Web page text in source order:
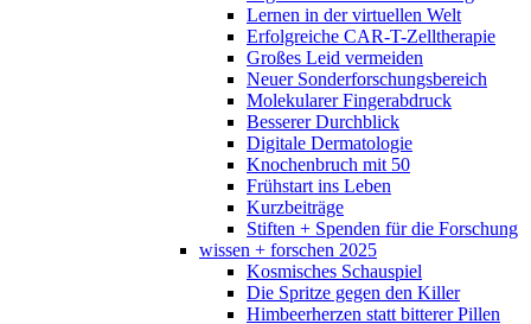
Lernen in der virtuellen Welt
Erfolgreiche CAR-T-Zelltherapie
Großes Leid vermeiden
Neuer Sonderforschungsbereich
Molekularer Fingerabdruck
Besserer Durchblick
Digitale Dermatologie
Knochenbruch mit 50
Frühstart ins Leben
Kurzbeiträge
Stiften + Spenden für die Forschung
wissen + forschen 2025
Kosmisches Schauspiel
Die Spritze gegen den Killer
Himbeerherzen statt bitterer Pillen